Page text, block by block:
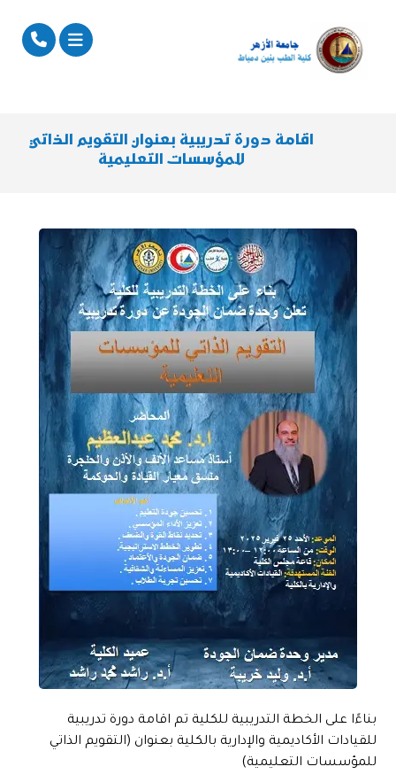
اقامة دورة تدريبية بعنوان التقويم الذاتي
للمؤسسات التعليمية
بناءًا على الخطة التدريبية للكلية تم اقامة دورة تدريبية
للقيادات الأكاديمية والإدارية بالكلية بعنوان (التقويم الذاتي
للمؤسسات التعليمية)